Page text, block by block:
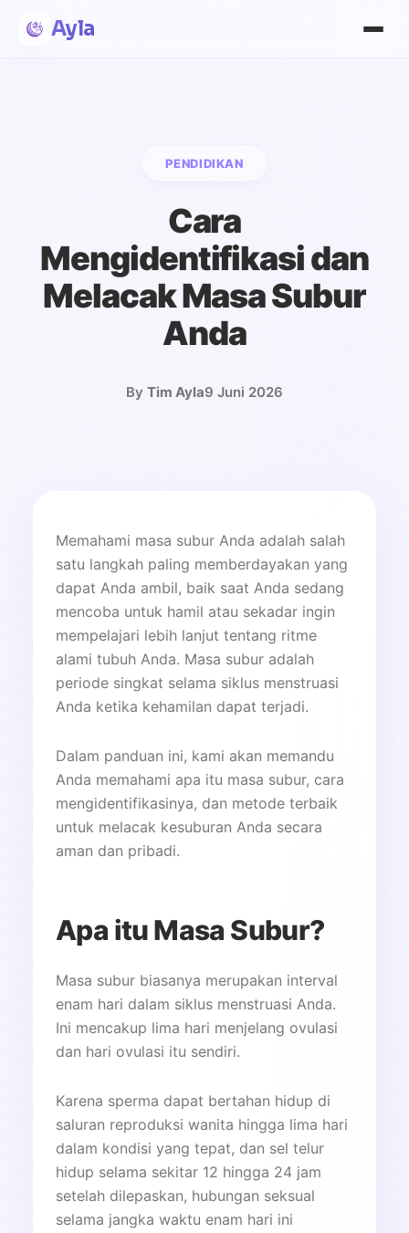
Ayla
PENDIDIKAN
Cara
Mengidentifikasi dan
Melacak Masa Subur
Anda
By Tim Ayla9 Juni 2026
Memahami masa subur Anda adalah salah
satu langkah paling memberdayakan yang
dapat Anda ambil, baik saat Anda sedang
mencoba untuk hamil atau sekadar ingin
mempelajari lebih lanjut tentang ritme
alami tubuh Anda. Masa subur adalah
periode singkat selama siklus menstruasi
Anda ketika kehamilan dapat terjadi.
Dalam panduan ini, kami akan memandu
Anda memahami apa itu masa subur, cara
mengidentifikasinya, dan metode terbaik
untuk melacak kesuburan Anda secara
aman dan pribadi.
Apa itu Masa Subur?
Masa subur biasanya merupakan interval
enam hari dalam siklus menstruasi Anda.
Ini mencakup lima hari menjelang ovulasi
dan hari ovulasi itu sendiri.
Karena sperma dapat bertahan hidup di
saluran reproduksi wanita hingga lima hari
dalam kondisi yang tepat, dan sel telur
hidup selama sekitar 12 hingga 24 jam
setelah dilepaskan, hubungan seksual
selama jangka waktu enam hari ini